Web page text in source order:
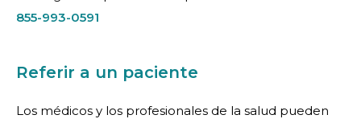
855-993-0591
Referir a un paciente
Los médicos y los profesionales de la salud pueden